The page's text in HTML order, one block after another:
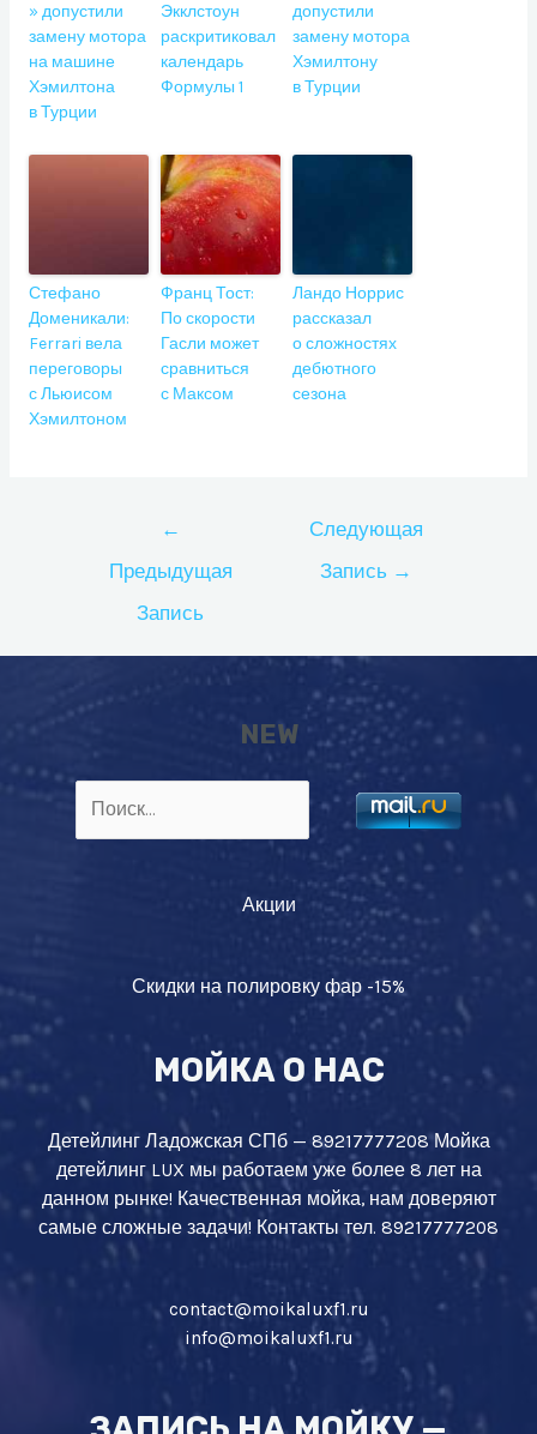
» допустили
замену мотора
на машине
Хэмилтона
в Турции
Экклстоун
раскритиковал
календарь
Формулы 1
допустили
замену мотора
Хэмилтону
в Турции
Стефано
Доменикали:
Ferrari вела
переговоры
с Льюисом
Хэмилтоном
Франц Тост:
По скорости
Гасли может
сравниться
с Максом
Ландо Норрис
рассказал
о сложностях
дебютного
сезона
записям
←
Предыдущая
Запись
Следующая
Запись →
NEW
Акции
Скидки на полировку фар -15%
МОЙКА О НАС
Детейлинг Ладожская СПб — 89217777208 Мойка
детейлинг LUX мы работаем уже более 8 лет на
данном рынке! Качественная мойка, нам доверяют
самые сложные задачи! Контакты тел. 89217777208
contact@moikaluxf1.ru
info@moikaluxf1.ru